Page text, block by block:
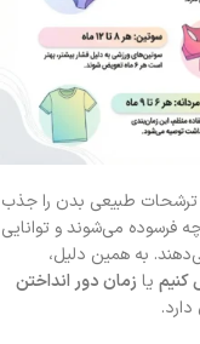
ترشحات طبیعی بدن را جذب
فرسوده می‌شوند و توانایی
به همین دلیل،
کنیم یا زمان دور انداختن